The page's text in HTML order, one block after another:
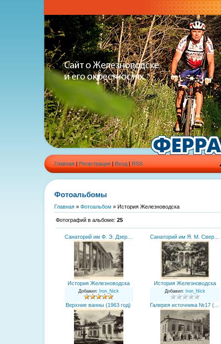
Главная | Регистрация | Вход | RSS
Фотоальбомы
Главная » Фотоальбом » История Железноводска
Фотографий в альбоме: 25
Санаторий им Ф. Э. Дзер...
История Железноводска
Добавил: Iron_Nick
Санаторий им Я. М. Свер...
История Железноводска
Добавил: Iron_Nick
Верхние ванны (1963 год) Галерея источника №17 (...